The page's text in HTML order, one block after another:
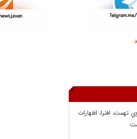
تهمت، افترا، اظهارات